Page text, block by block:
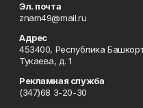
Эл. почта
znam49@mail.ru
Адрес
453400, Республика
Тукаева, д. 1
Рекламная служба
(347)68 3-20-30